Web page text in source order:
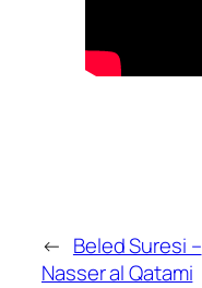
← Beled Suresi –
Nasser al Qatami